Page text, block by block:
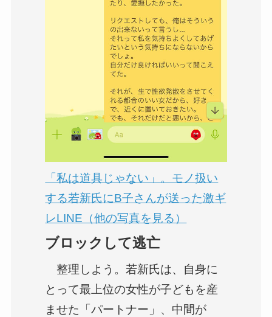
「私は道具じゃない」。モノ扱い
する若新氏にB子さんが送った激ギ
レLINE（他の写真を見る）
ブロックして逃亡
整理しよう。若新氏は、自身に
とって最上位の女性が子どもを産
ませた「パートナー」、中間が